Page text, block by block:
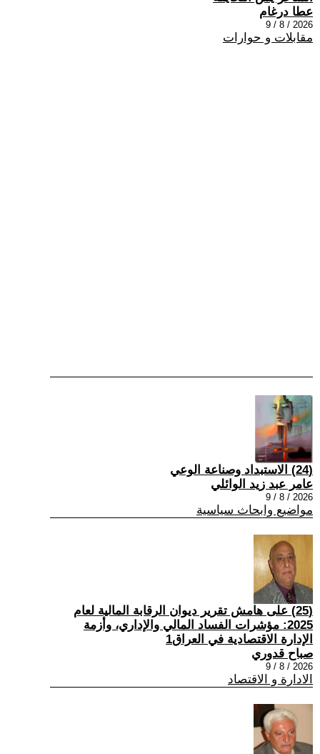
عطا درغام
2026 / 8 / 9
مقابلات و حوارات
(24) الاستبداد وصناعة الوعي
عامر عبد زيد الوائلي
2026 / 8 / 9
مواضيع وابحاث سياسية
(25) على هامش تقرير ديوان الرقابة المالية لعام
2025: مؤشرات الفساد المالي والإداري، وأزمة
الإدارة الاقتصادية في العراق1
صباح قدوري
2026 / 8 / 9
الادارة و الاقتصاد